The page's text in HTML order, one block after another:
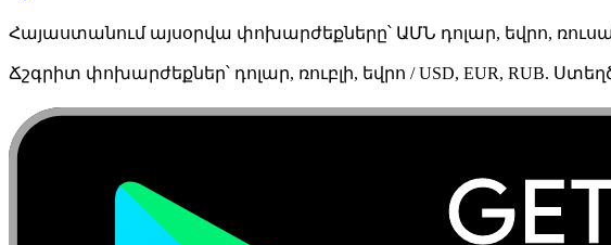
Հայաստանում այսօրվա փոխարժեքները՝ ԱՄՆ դոլար, եվրո,
Ճշգրիտ փոխարժեքներ՝ դոլար, ռուբլի, եվրո / USD, EUR, RUB.